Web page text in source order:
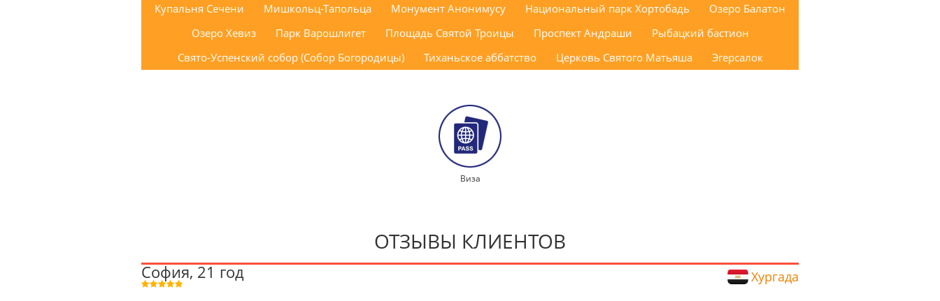
Купальня Сечени
Мишкольц-Тапольца Монумент Анонимусу Национальный парк Хортобадь
Озеро Балатон
Озеро Хевиз
Парк Варошлигет Площадь Святой Троицы Проспект Андраши
Рыбацкий бастион
Свято-Успенский собор (Собор Богородицы)
Тиханьское аббатство Церковь Святого Матьяша Эгерсалок
Виза
ОТЗЫВЫ КЛИЕНТОВ
София, 21 год Хургада